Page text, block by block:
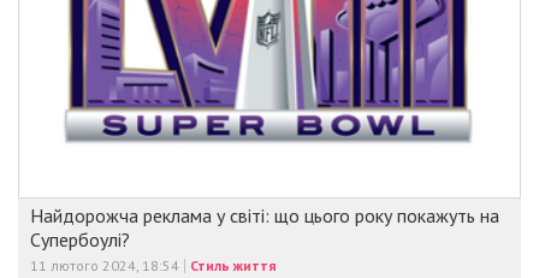
Найдорожча реклама у світі: що цього року покажуть на
Супербоулі?
11 лютого 2024, 18:54 Стиль життя